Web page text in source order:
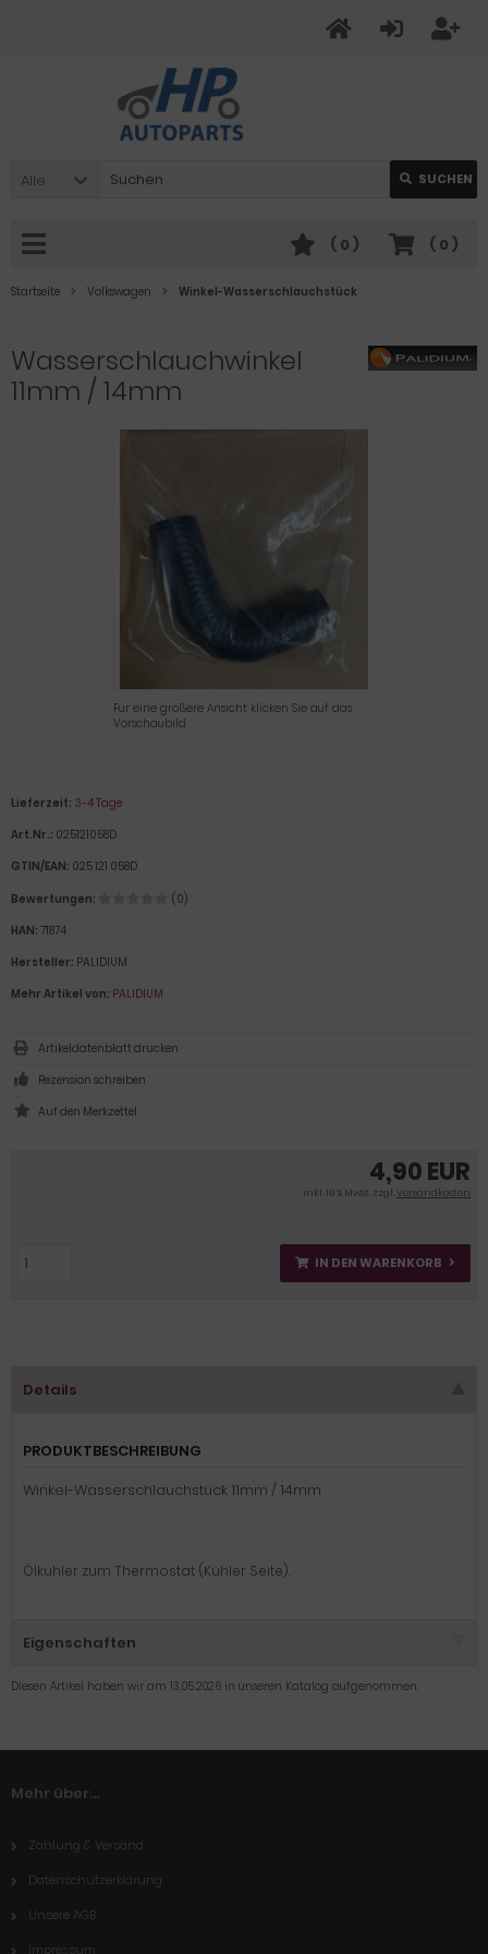
Alle SUCHEN
( 0 )
( 0 )
Startseite Volkswagen Winkel-Wasserschlauchstück
Wasserschlauchwinkel
11mm / 14mm
Für eine größere Ansicht klicken Sie auf das
Vorschaubild
4,90 EUR
inkl. 19 % MwSt. zzgl.Versandkosten
IN DEN WARENKORB
Lieferzeit: 3-4 Tage
Art.Nr.: 025121058D
GTIN/EAN: 025 121 058D
Bewertungen:
(0)
HAN: 71874
Hersteller: PALIDIUM
Mehr Artikel von: PALIDIUM
Artikeldatenblatt drucken
Rezension schreiben
Details
PRODUKTBESCHREIBUNG
Winkel-Wasserschlauchstück 11mm / 14mm
Ölkühler zum Thermostat (Kühler Seite).
Eigenschaften
Diesen Artikel haben wir am 13.05.2026 in unseren Katalog aufgenommen.
Mehr über...
Zahlung & Versand
Datenschutzerklärung
Unsere AGB
Impressum